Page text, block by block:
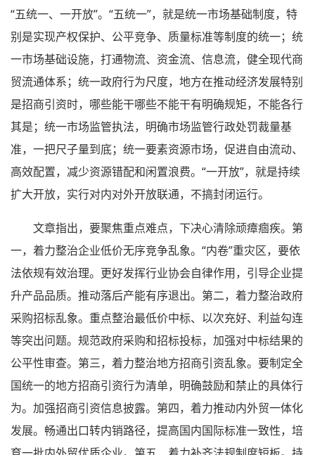
“五统一、一开放”。“五统一”，就是统一市场基础制度，特
别是实现产权保护、公平竞争、质量标准等制度的统一；统
一市场基础设施，打通物流、资金流、信息流，健全现代商
贸流通体系；统一政府行为尺度，地方在推动经济发展特别
是招商引资时，哪些能干哪些不能干有明确规矩，不能各行
其是；统一市场监管执法，明确市场监管行政处罚裁量基
准，一把尺子量到底；统一要素资源市场，促进自由流动、
高效配置，减少资源错配和闲置浪费。“一开放”，就是持续
扩大开放，实行对内对外开放联通，不搞封闭运行。
文章指出，要聚焦重点难点，下决心清除顽瘴痼疾。第
一，着力整治企业低价无序竞争乱象。“内卷”重灾区，要依
法依规有效治理。更好发挥行业协会自律作用，引导企业提
升产品品质。推动落后产能有序退出。第二，着力整治政府
采购招标乱象。重点整治最低价中标、以次充好、利益勾连
等突出问题。规范政府采购和招标投标，加强对中标结果的
公平性审查。第三，着力整治地方招商引资乱象。要制定全
国统一的地方招商引资行为清单，明确鼓励和禁止的具体行
为。加强招商引资信息披露。第四，着力推动内外贸一体化
发展。畅通出口转内销路径，提高国内国际标准一致性，培